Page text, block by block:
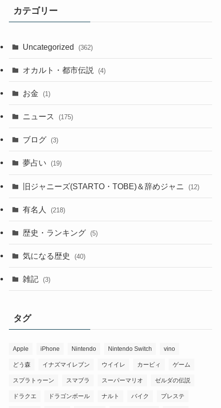
カテゴリー
Uncategorized (362)
オカルト・都市伝説 (4)
お金 (1)
ニュース (175)
ブログ (3)
夢占い (19)
旧ジャニーズ(STARTO・TOBE)＆辞めジャニ (12)
有名人 (218)
歴史・ランキング (5)
気になる歴史 (40)
雑記 (3)
タグ
Apple iPhone Nintendo Nintendo Switch vino
どう森 イナズマイレブン ウイイレ カービィ ゲーム
スプラトゥーン スマブラ スーパーマリオ ゼルダの伝説
ドラクエ ドラゴンボール ナルト バイク プレステ